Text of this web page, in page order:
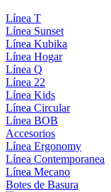
Línea T
Línea Sunset
Línea Kubika
Línea Hogar
Línea Q
Línea 22
Línea Kids
Línea Circular
Línea BOB
Accesorios
Línea Ergonomy
Línea Contemporanea
Línea Mecano
Botes de Basura